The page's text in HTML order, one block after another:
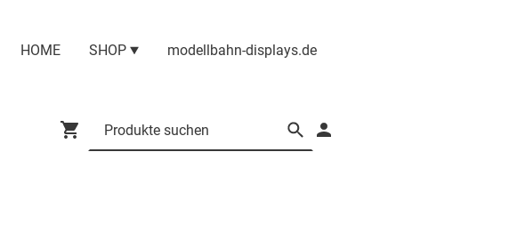
HOME SHOP modellbahn-displays.de